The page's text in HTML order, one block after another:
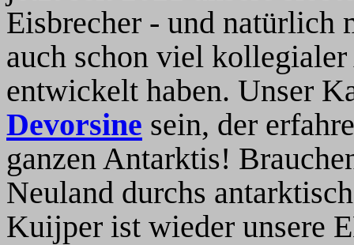
Eisbrecher - und natürlich
auch schon viel
entwickelt haben. Unser
Devorsine sein, der
ganzen Antarktis!
Neuland durchs
Kuijper ist wieder unsere